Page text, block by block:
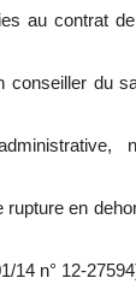
au contrat
conseiller du
rupture en
14 n° 12-